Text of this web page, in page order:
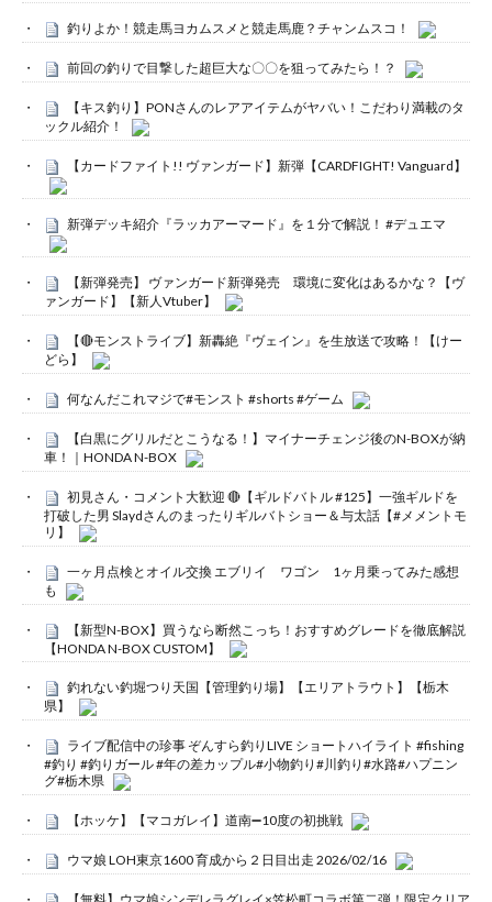
釣りよか！競走馬ヨカムスメと競走馬鹿？チャンムスコ！
前回の釣りで目撃した超巨大な〇〇を狙ってみたら！？
【キス釣り】PONさんのレアアイテムがヤバい！こだわり満載のタ
ックル紹介！
【カードファイト!! ヴァンガード】新弾【CARDFIGHT! Vanguard】
新弾デッキ紹介『ラッカアーマード』を１分で解説！ #デュエマ
【新弾発売】 ヴァンガード新弾発売 環境に変化はあるかな？【ヴ
ァンガード】【新人Vtuber】
【🔴モンストライブ】新轟絶『ヴェイン』を生放送で攻略！【けー
どら】
何なんだこれマジで#モンスト #shorts #ゲーム
【白黒にグリルだとこうなる！】マイナーチェンジ後のN-BOXが納
車！｜HONDA N-BOX
初見さん・コメント大歓迎 🔴【ギルドバトル #125】一強ギルドを
打破した男 Slaydさんのまったりギルバトショー＆与太話【#メメントモ
リ】
一ヶ月点検とオイル交換 エブリイ ワゴン 1ヶ月乗ってみた感想
も
【新型N-BOX】買うなら断然こっち！おすすめグレードを徹底解説
【HONDA N-BOX CUSTOM】
釣れない釣堀つり天国【管理釣り場】【エリアトラウト】【栃木
県】
ライブ配信中の珍事 ぞんすら釣りLIVE ショートハイライト #fishing
#釣り #釣りガール #年の差カップル#小物釣り#川釣り#水路#ハプニン
グ#栃木県
【ホッケ】【マコガレイ】道南➖10度の初挑戦
ウマ娘 LOH東京1600 育成から２日目出走 2026/02/16